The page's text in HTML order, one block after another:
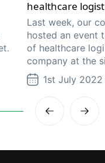
healthcare
Last week, our
hosted an event
of healthcare
company at the
1st July 2022